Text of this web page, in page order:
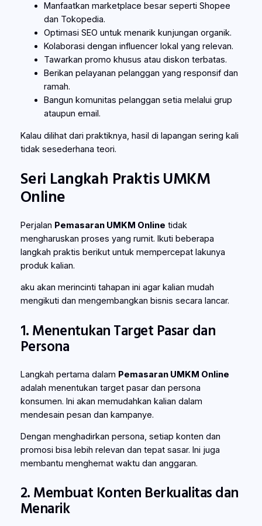
Manfaatkan marketplace besar seperti Shopee
dan Tokopedia.
Optimasi SEO untuk menarik kunjungan organik.
Kolaborasi dengan influencer lokal yang relevan.
Tawarkan promo khusus atau diskon terbatas.
Berikan pelayanan pelanggan yang responsif dan
ramah.
Bangun komunitas pelanggan setia melalui grup
ataupun email.
Kalau dilihat dari praktiknya, hasil di lapangan sering kali
tidak sesederhana teori.
Seri Langkah Praktis UMKM
Online
Perjalan Pemasaran UMKM Online tidak
mengharuskan proses yang rumit. Ikuti beberapa
langkah praktis berikut untuk mempercepat lakunya
produk kalian.
aku akan merincinti tahapan ini agar kalian mudah
mengikuti dan mengembangkan bisnis secara lancar.
1. Menentukan Target Pasar dan
Persona
Langkah pertama dalam Pemasaran UMKM Online
adalah menentukan target pasar dan persona
konsumen. Ini akan memudahkan kalian dalam
mendesain pesan dan kampanye.
Dengan menghadirkan persona, setiap konten dan
promosi bisa lebih relevan dan tepat sasar. Ini juga
membantu menghemat waktu dan anggaran.
2. Membuat Konten Berkualitas dan
Menarik